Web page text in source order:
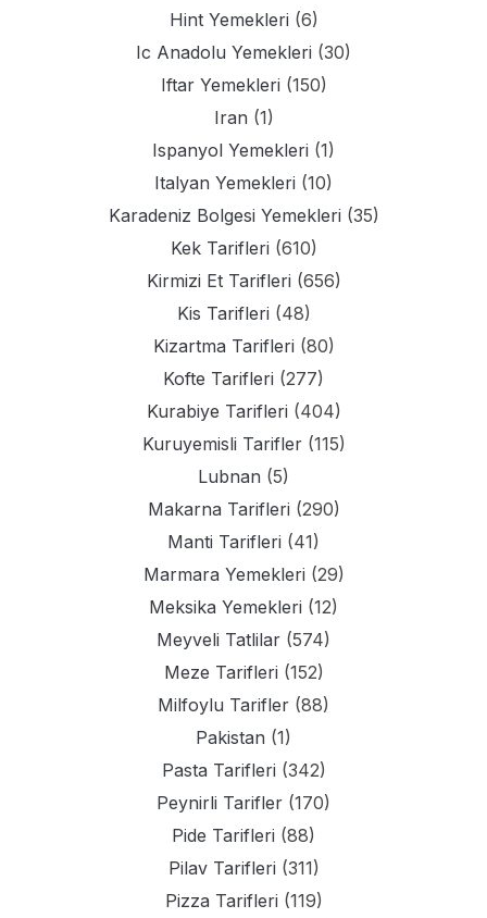
Hint Yemekleri (6)
Ic Anadolu Yemekleri (30)
Iftar Yemekleri (150)
Iran (1)
Ispanyol Yemekleri (1)
Italyan Yemekleri (10)
Karadeniz Bolgesi Yemekleri (35)
Kek Tarifleri (610)
Kirmizi Et Tarifleri (656)
Kis Tarifleri (48)
Kizartma Tarifleri (80)
Kofte Tarifleri (277)
Kurabiye Tarifleri (404)
Kuruyemisli Tarifler(115)
Lubnan (5)
Makarna Tarifleri (290)
Manti Tarifleri (41)
Marmara Yemekleri (29)
Meksika Yemekleri (12)
Meyveli Tatlilar (574)
Meze Tarifleri (152)
Milfoylu Tarifler (88)
Pakistan (1)
Pasta Tarifleri (342)
Peynirli Tarifler (170)
Pide Tarifleri (88)
Pilav Tarifleri (311)
Pizza Tarifleri (119)